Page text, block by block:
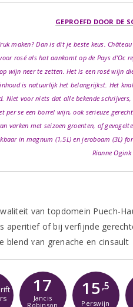
GEPROEFD DOOR DE
maken? Dan is dit je beste keus.
rosé als hat aankomt op de Pays d’Oc
wijn neer te zetten. Het is een rosé wijn
is natuurlijk het belangrijkst. Het
Niet voor niets dat alle bekende
per se een borrel wijn, ook serieuze
varken met seizoen groenten, of
in magnum (1,5L) en jeroboam (3L)
Rianne Ogink
van topdomein Puech-
aperitief of bij verfijnde
blend van grenache en cinsault
17
Jancis
Robinson
15,5
Perswijn